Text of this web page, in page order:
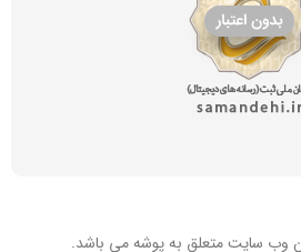
وب سایتمتعلق به پوشه می باشد.